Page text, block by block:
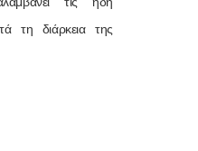
τη διάρκεια της